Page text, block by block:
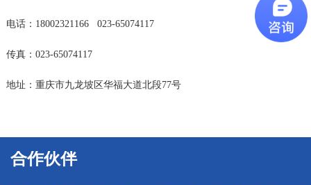
电话：18002321166 023-65074117
传真：023-65074117
地址： 重庆市九龙坡区华福大道北段77号
合作伙伴